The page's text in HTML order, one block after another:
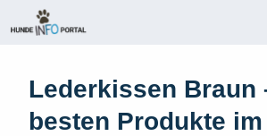
Inhalt
Lederkissen Braun
besten Produkte im